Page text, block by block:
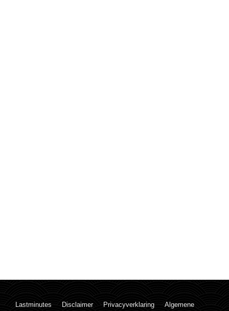
Lastminutes Disclaimer Privacyverklaring
Algemene